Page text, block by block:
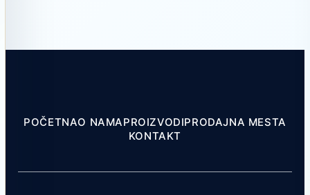
POČETNAO NAMAPROIZVODIPRODAJNA MESTA
KONTAKT